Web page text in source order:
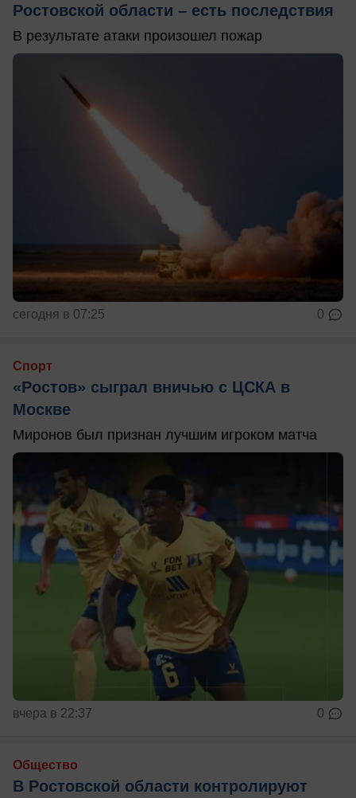
Ростовской области – есть последствия
В результате атаки произошел пожар
сегодня в 07:25 0
Спорт
«Ростов» сыграл вничью с ЦСКА в
Москве
Миронов был признан лучшим игроком матча
вчера в 22:37 0
Общество
В Ростовской области контролируют